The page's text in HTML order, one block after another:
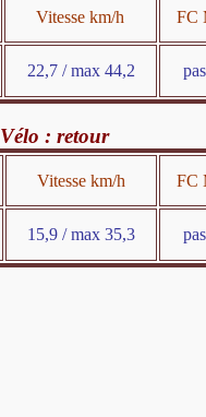
Vitesse km/h FC
22,7 / max 44,2
Vélo : retour
Vitesse km/h FC
15,9 / max 35,3